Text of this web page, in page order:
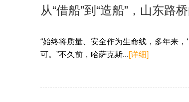
从“借船”到“造船”，山东路
“始终将质量、安全作为生命线，多年来，
可。”不久前，哈萨克斯...[详细]